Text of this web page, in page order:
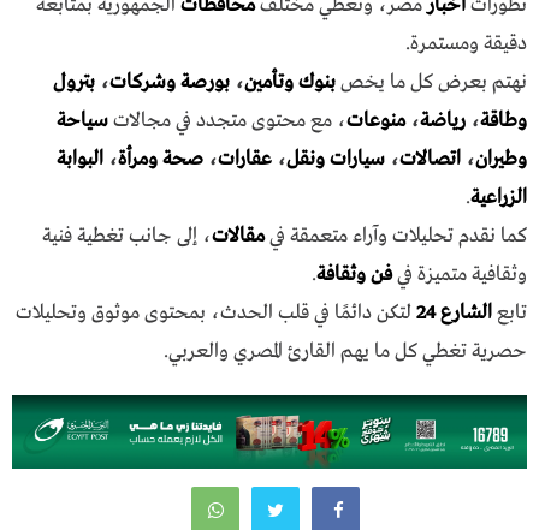
تطوراتأخبار مصر، وتغطي مختلفمحافظات الجمهورية بمتابعة
دقيقة ومستمرة.
نهتم بعرض كل ما يخصبنوك وتأمين، بورصة وشركات، بترول
وطاقة، رياضة،منوعات، مع محتوى متجدد في مجالاتسياحة
وطيران، اتصالات، سيارات ونقل، عقارات، صحة ومرأة، البوابة
الزراعية.
كما نقدم تحليلات وآراء متعمقة فيمقالات، إلى جانب تغطية فنية
وثقافية متميزة فيفن وثقافة.
تابعالشارع 24
لتكن دائمًا في قلب الحدث، بمحتوى موثوق وتحليلات
حصرية تغطي كل ما يهم القارئ المصري والعربي.